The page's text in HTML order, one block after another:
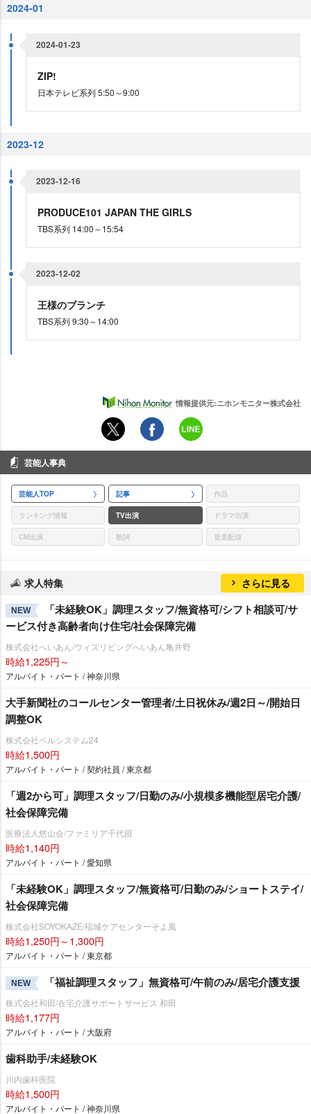
2024-01
2024-01-23
ZIP!
日本テレビ系列 5:50～9:00
2023-12
2023-12-16
PRODUCE101 JAPAN THE GIRLS
TBS系列 14:00～15:54
2023-12-02
王様のブランチ
TBS系列 9:30～14:00
情報提供元:ニホンモニター株式会社
芸能人事典
芸能人TOP 記事 作品
ランキング情報 TV出演 ドラマ出演
CM出演 歌詞 音楽配信
求人特集 さらに見る
NEW
「未経験OK」調理スタッフ/無資格可/シフト相談可/サ
ービス付き高齢者向け住宅/社会保障完備
株式会社へいあん/ウィズリビングへいあん亀井野
時給1,225円～
アルバイト・パート / 神奈川県
大手新聞社のコールセンター管理者/土日祝休み/週2日～/開始日
調整OK
株式会社ベルシステム24
時給1,500円
アルバイト・パート / 契約社員 / 東京都
「週2から可」調理スタッフ/日勤のみ/小規模多機能型居宅介護/
社会保障完備
医療法人悠山会/ファミリア千代田
時給1,140円
アルバイト・パート / 愛知県
「未経験OK」調理スタッフ/無資格可/日勤のみ/ショートステイ/
社会保障完備
株式会社SOYOKAZE/稲城ケアセンターそよ風
時給1,250円～1,300円
アルバイト・パート / 東京都
NEW 「福祉調理スタッフ」無資格可/午前のみ/居宅介護支援
株式会社和田/在宅介護サポートサービス 和田
時給1,177円
アルバイト・パート / 大阪府
歯科助手/未経験OK
川内歯科医院
時給1,500円
アルバイト・パート / 神奈川県